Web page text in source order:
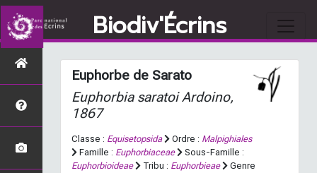
Biodiv'Écrins
Euphorbe de Sarato
Euphorbia saratoiArdoino,
1867
Classe : Equisetopsida Ordre : Malpighiales
Famille : Euphorbiaceae
Sous-Famille :
Euphorbioideae
Tribu : Euphorbieae
Genre